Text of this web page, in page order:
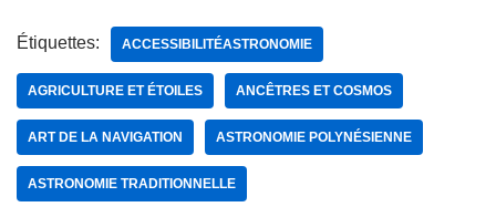
Étiquettes: ACCESSIBILITÉASTRONOMIE
AGRICULTURE ET ÉTOILES ANCÊTRES ET COSMOS
ART DE LA NAVIGATION ASTRONOMIE POLYNÉSIENNE
ASTRONOMIE TRADITIONNELLE